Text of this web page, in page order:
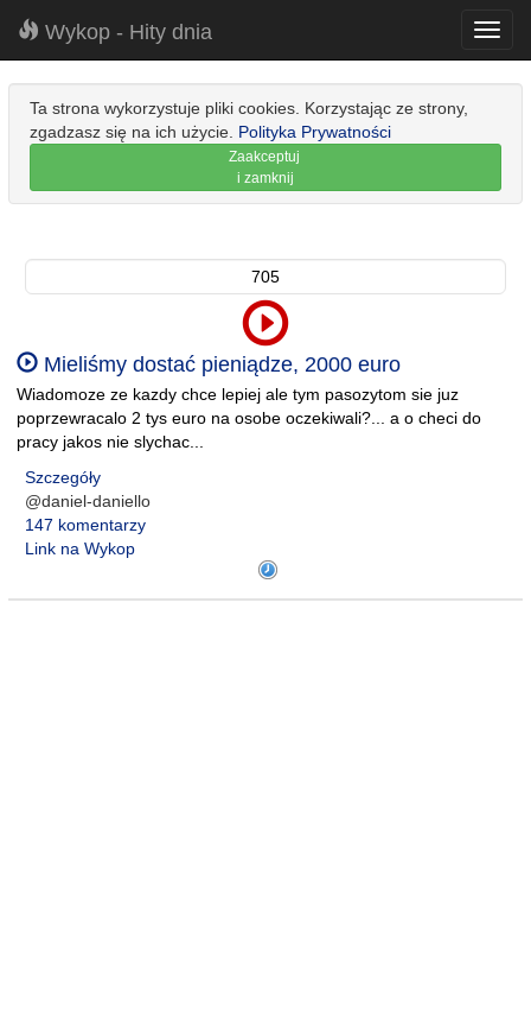
Wykop - Hity dnia
Ta strona wykorzystuje pliki cookies. Korzystając ze strony,
zgadzasz się na ich użycie. Polityka Prywatności
Zaakceptuj
i zamknij
705
Mieliśmy dostać pieniądze, 2000 euro
Wiadomoze ze kazdy chce lepiej ale tym pasozytom sie juz
poprzewracalo 2 tys euro na osobe oczekiwali?... a o checi do
pracy jakos nie slychac...
Szczegóły
@daniel-daniello
147 komentarzy
Link na Wykop